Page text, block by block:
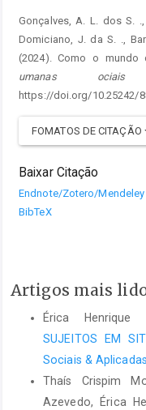
Gonçalves, A. L. dos S. .,
Domiciano, J. da S. .,
(2024). Como o mundo
umanas
https://doi.org/10.25242/
FOMATOS DE CITAÇÃO
Baixar Citação
Endnote/Zotero/Mendeley
BibTeX
Artigos mais
Érica Henrique
SUJEITOS EM
Sociais &
Thaís Crispim
Azevedo, Érica